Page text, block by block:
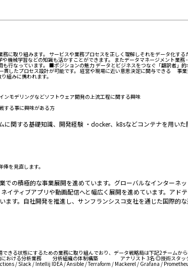
取り組みます。 サービスや業務プロセスを正しく理解しそれをデータ化す
械学習などの知識も活かすことができます。 またデータマネージメント業
行なっています。 ■ポジションの魅力 データとビジネスをつなぐ「翻訳者
たプロセス設計が可能です。 経営や現場に近い意思決定に関与できる 事
組みに携われます。
ンモデリングなどソフトウェア開発の上流工程に関する興味
する事に興味がある方
関する基礎知識、開発経験 ・docker、k8sなどコンテナを用い
を見直します。
積極的な事業展開を進めています。グローバルなインターネ
ティブアプリや動画配信へと幅広く展開を進めています。ア
す。自社開発を推進し、サンフランシスコ支社を通じた国際的
できる状態にするための業務に取り組んでおり、データ戦略局は下記2チ
ける分析業務 分析組織の体制構築 アナリスト 3名 ◎技術スタックと
/ Slack / Intellij IDEA / Ansible / Terraform / Mackerel / Grafana /